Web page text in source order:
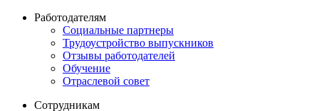
Работодателям
Социальные партнеры
Трудоустройство выпускников
Отзывы работодателей
Обучение
Отраслевой совет
Сотрудникам